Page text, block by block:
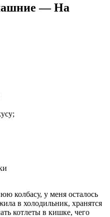
— На
колбасу, у меня осталось
в холодильник, хранятся
котлеты в кишке, чего